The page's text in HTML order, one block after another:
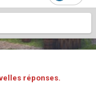
réponses.